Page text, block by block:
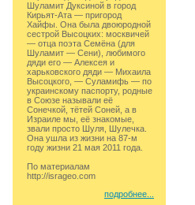
Шуламит Дуксиной в город
Кирьят-Ата — пригород
Хайфы. Она была двоюродной
сестрой Высоцких: москвичей
— отца поэта Семёна (для
Шуламит — Сени), любимого
дяди его — Алексея и
харьковского дяди — Михаила
Высоцкого, — Суламифь — по
украинскому паспорту, родные
в Союзе называли её
Сонечкой, тётей Соней, а в
Израиле мы, её знакомые,
звали просто Шуля, Шулечка.
Она ушла из жизни на 87-м
году жизни 21 мая 2011 года.
По материалам
http://isrageo.com
подробнее...